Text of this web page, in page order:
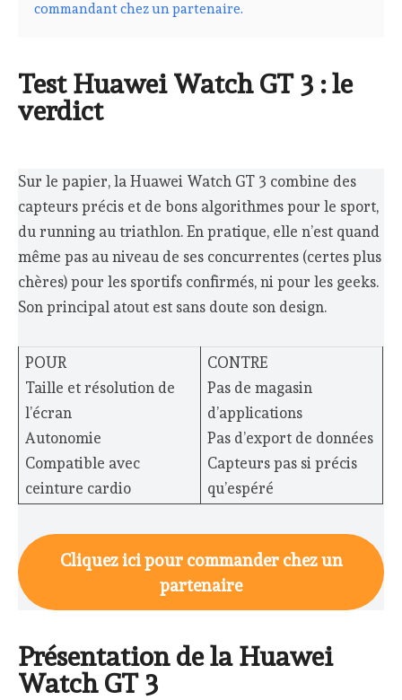
commandant chez un partenaire.
Test Huawei Watch GT 3 : le
verdict
Sur le papier, la Huawei Watch GT 3 combine des
capteurs précis et de bons algorithmes pour le sport,
du running au triathlon. En pratique, elle n’est quand
même pas au niveau de ses concurrentes (certes plus
chères) pour les sportifs confirmés, ni pour les geeks.
Son principal atout est sans doute son design.
POUR
Taille et résolution de
l’écran
Autonomie
Compatible avec
ceinture cardio
CONTRE
Pas de magasin
d’applications
Pas d’export de données
Capteurs pas si précis
qu’espéré
Cliquez ici pour commander chez un
partenaire
Présentation de la Huawei
Watch GT 3